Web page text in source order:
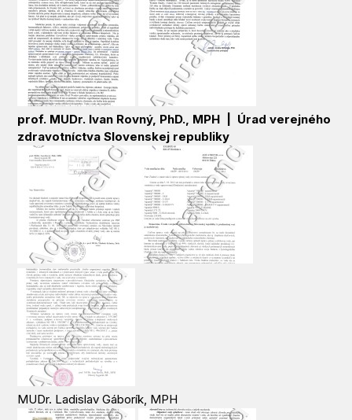
prof. MUDr. Ivan Rovný, PhD., MPH | Úrad verejného
zdravotníctva Slovenskej republiky
MUDr. Ladislav Gáborík, MPH